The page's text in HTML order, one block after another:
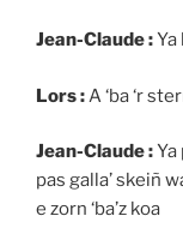
Jean-Claude :Ya
Lors :A ‘ba ‘r
Jean-Claude :Ya
pas galla’ skeiñ
e zorn ‘ba’z koa